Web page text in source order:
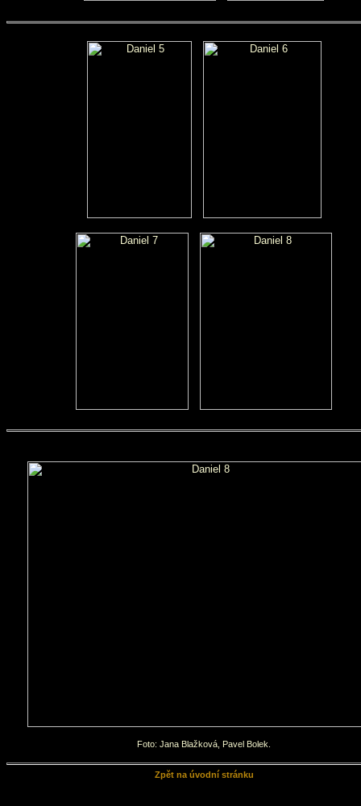
Foto: Jana Blažková, Pavel Bolek.
Zpět na úvodní stránku